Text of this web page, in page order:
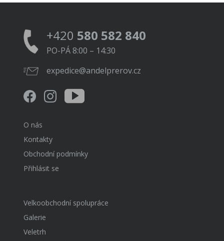
+420 580 582 840
PO-PÁ 8:00 – 14:30
expedice@andelprerov.cz
O nás
Kontakty
Obchodní podmínky
Přihlásit se
Velkoobchodní spolupráce
Galerie
Veletrh